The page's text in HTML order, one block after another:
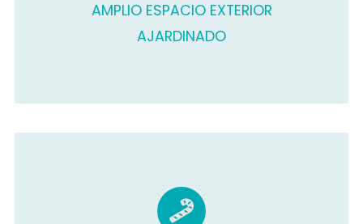
AMPLIO ESPACIO EXTERIOR
AJARDINADO